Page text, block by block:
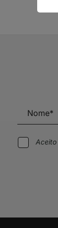
Aceito